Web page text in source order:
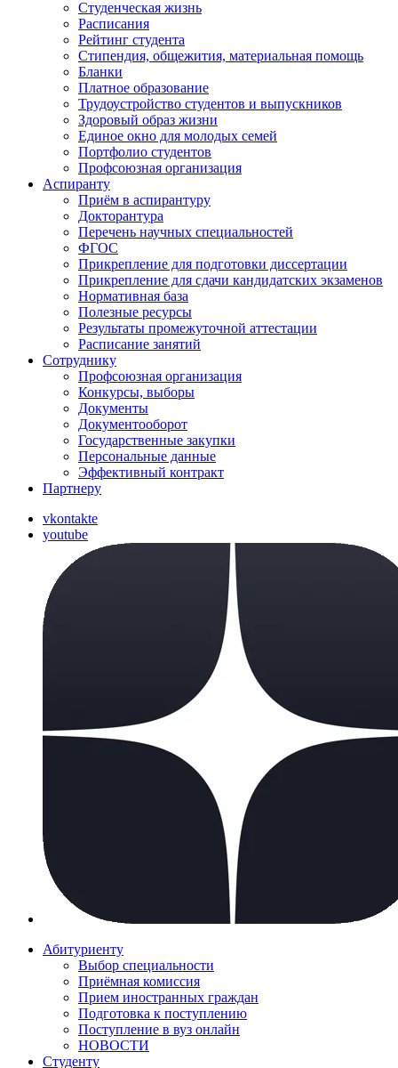
Студенческая жизнь
Расписания
Рейтинг студента
Стипендия, общежития, материальная помощь
Бланки
Платное образование
Трудоустройство студентов и выпускников
Здоровый образ жизни
Единое окно для молодых семей
Портфолио студентов
Профсоюзная организация
Аспиранту
Приём в аспирантуру
Докторантура
Перечень научных специальностей
ФГОС
Прикрепление для подготовки диссертации
Прикрепление для сдачи кандидатских экзаменов
Нормативная база
Полезные ресурсы
Результаты промежуточной аттестации
Расписание занятий
Сотруднику
Профсоюзная организация
Конкурсы, выборы
Документы
Документооборот
Государственные закупки
Персональные данные
Эффективный контракт
Партнеру
vkontakte
youtube
Абитуриенту
Выбор специальности
Приёмная комиссия
Прием иностранных граждан
Подготовка к поступлению
Поступление в вуз онлайн
НОВОСТИ
Студенту